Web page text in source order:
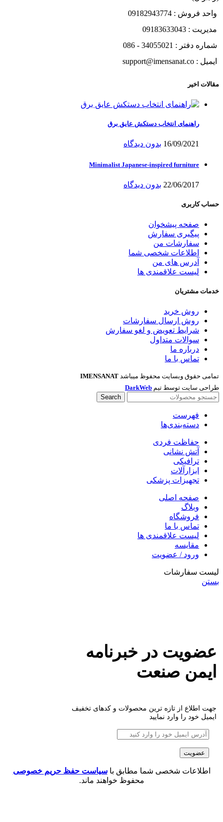
واحد فروش : 09182943774
مدیریت : 09183633043
شماره دفتر : 34055021 - 086
ایمیل : support@imensanat.co
مقالات اخیر
راهنمای انتخاب دستکش عایق برق
16/09/2021 بدون دیدگاه
Minimalist Japanese-inspired furniture
22/06/2017 بدون دیدگاه
حساب کاربری
صفحه پیشخوان
پیگیری سفارش
سفارشات من
اطلاعات شخصی شما
آدرس های من
لیست علاقمندی ها
خدمات مشتریان
روش خرید
روش ارسال سفارشات
شرایط تعویض و لغو سفارش
سوالات متداول
درباره ما
تماس با ما
تمامی حقوق وبسایت محفوظ میباشد IMENSANAT
طراحی سایت توسط تیم DarkWeb
Search
فهرست
دسته‌بندی‌ها
حفاظت فردی
آتش نشانی
ترافیکی
ابزارآلات
تجهیزات پزشکی
صفحه اصلی
وبلاگ
فروشگاه
تماس با ما
لیست علاقمندی ها
مقایسه
ورود / عضویت
لیست سفارشات
بستن
عضویت در خبرنامه
ایمن صنعت
جهت اطلاع از تازه ترین محصولات و کدهای تخفیف
ایمیل خود را وارد نمایید
اطلاعات شخصی شما مطابق باسیاست حفظ حریم خصوصی
محفوظ خواهند ماند.